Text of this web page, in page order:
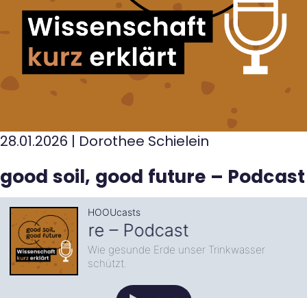
28.01.2026 | Dorothee Schielein
good soil, good future – Podcast